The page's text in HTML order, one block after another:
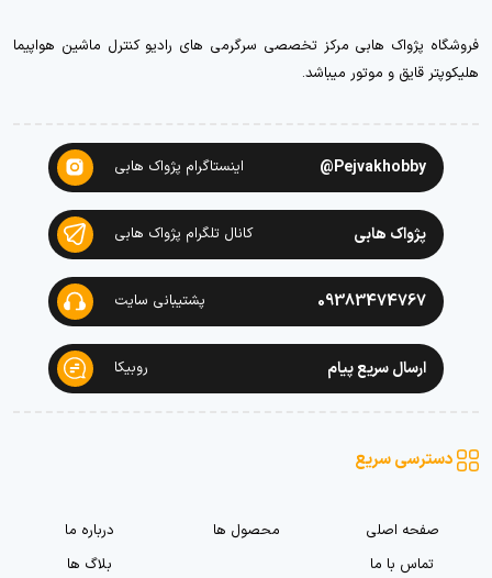
فروشگاه پژواک هابی مرکز تخصصی سرگرمی های رادیو کنترل ماشین هواپیما
هلیکوپتر قایق و موتور میباشد.
Pejvakhobby@ اینستاگرام پژواک هابی
پژواک هابی کانال تلگرام پژواک هابی
09383474767 پشتیبانی سایت
ارسال سریع پیام روبیکا
دسترسی سریع
صفحه اصلی محصول ها
درباره ما
تماس با ما
بلاگ ها